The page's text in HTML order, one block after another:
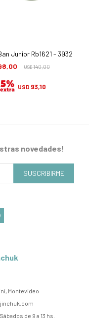
Junior Rb1621 - 3932
USD140,00
USD 93,10
Montevideo
de 9 a 13 hs.
novedades!
SUSCRIBIRME